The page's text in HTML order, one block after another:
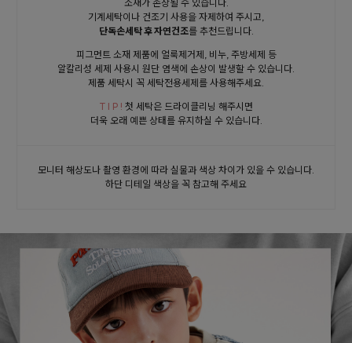
소재가 손상될 수 있습니다.
기계세탁이나 건조기 사용을 자제하여 주시고,
단독손세탁 후 자연건조를 추천드립니다.
피그먼트 소재 제품에 얼룩제거제, 비누, 주방세제 등
알칼리성 세제 사용시 원단 염색에 손상이 발생할 수 있습니다.
제품 세탁시 꼭 세탁전용세제를 사용해주세요.
T I P ! 첫 세탁은 드라이클리닝 해주시면
더욱 오래 예쁜 상태를 유지하실 수 있습니다.
모니터 해상도나 촬영 환경에 따라 실물과 색상 차이가 있을 수 있습니다.
하단 디테일 색상을 꼭 참고해 주세요